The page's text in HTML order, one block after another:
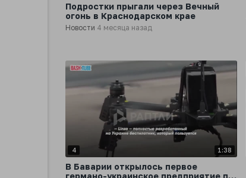
Подростки прыгали через Вечный
огонь в Краснодарском крае
Новости 4 месяца назад
4 1:38
В Баварии открылось первое
германо-украинское предприятие по